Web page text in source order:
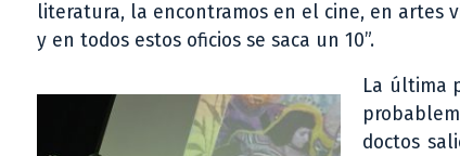
literatura, la encontramos en el cine, en artes
y en todos estos oficios se saca un 10”.
La última
doctos